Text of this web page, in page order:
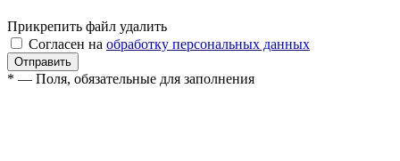
Прикрепить файл удалить
Согласен на обработку персональных данных
* — Поля, обязательные для заполнения